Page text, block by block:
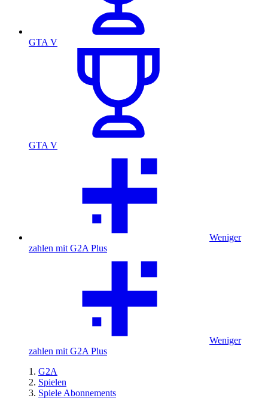
GTA V
GTA V
Weniger
zahlen mit G2A Plus
Weniger
zahlen mit G2A Plus
G2A
Spielen
Spiele Abonnements